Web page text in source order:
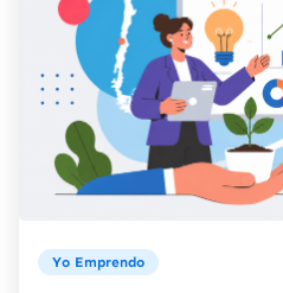
Yo Emprendo